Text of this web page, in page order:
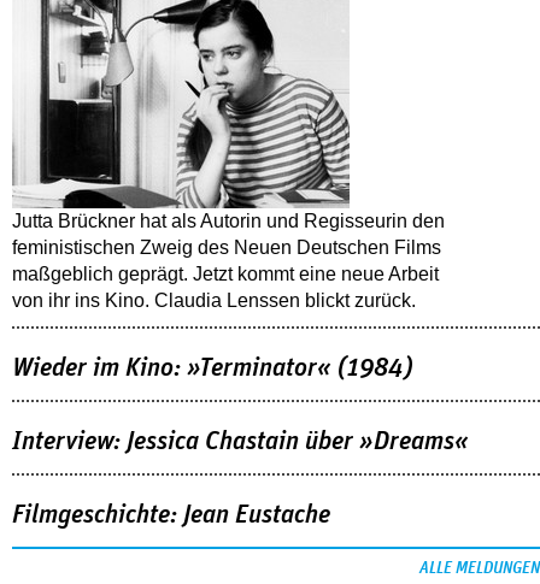
Jutta Brückner hat als Autorin und Regisseurin den
feministischen Zweig des Neuen Deutschen Films
maßgeblich geprägt. Jetzt kommt eine neue Arbeit
von ihr ins Kino. Claudia Lenssen blickt zurück.
Wieder im Kino: »Terminator« (1984)
Interview: Jessica Chastain über »Dreams«
Filmgeschichte: Jean Eustache
ALLE MELDUNGEN